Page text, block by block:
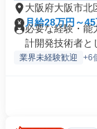
大阪府大阪市北
月給28万円～45
必要な経験・能
計開発技術者と
業界未経験歓迎 +6